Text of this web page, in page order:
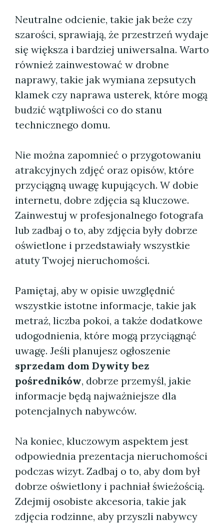
Neutralne odcienie, takie jak beże czy
szarości, sprawiają, że przestrzeń wydaje
się większa i bardziej uniwersalna. Warto
również zainwestować w drobne
naprawy, takie jak wymiana zepsutych
klamek czy naprawa usterek, które mogą
budzić wątpliwości co do stanu
technicznego domu.
Nie można zapomnieć o przygotowaniu
atrakcyjnych zdjęć oraz opisów, które
przyciągną uwagę kupujących. W dobie
internetu, dobre zdjęcia są kluczowe.
Zainwestuj w profesjonalnego fotografa
lub zadbaj o to, aby zdjęcia były dobrze
oświetlone i przedstawiały wszystkie
atuty Twojej nieruchomości.
Pamiętaj, aby w opisie uwzględnić
wszystkie istotne informacje, takie jak
metraż, liczba pokoi, a także dodatkowe
udogodnienia, które mogą przyciągnąć
uwagę. Jeśli planujesz ogłoszenie
sprzedam dom Dywity bez
pośredników, dobrze przemyśl, jakie
informacje będą najważniejsze dla
potencjalnych nabywców.
Na koniec, kluczowym aspektem jest
odpowiednia prezentacja nieruchomości
podczas wizyt. Zadbaj o to, aby dom był
dobrze oświetlony i pachniał świeżością.
Zdejmij osobiste akcesoria, takie jak
zdjęcia rodzinne, aby przyszli nabywcy